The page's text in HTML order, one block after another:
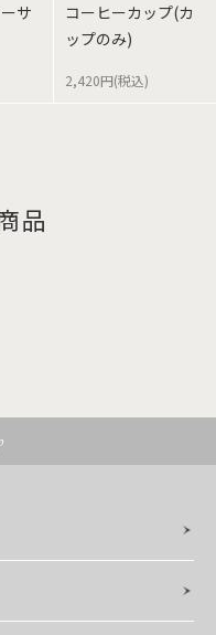
サ
コーヒーカップ(カ
ップのみ)
2,420円(税込)
品